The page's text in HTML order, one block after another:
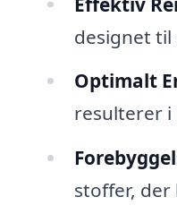
designet til
Optimalt
resulterer
stoffer,